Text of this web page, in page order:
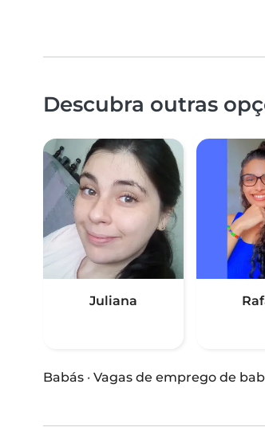
Descubra outras
Juliana
Babás · Vagas de emprego de